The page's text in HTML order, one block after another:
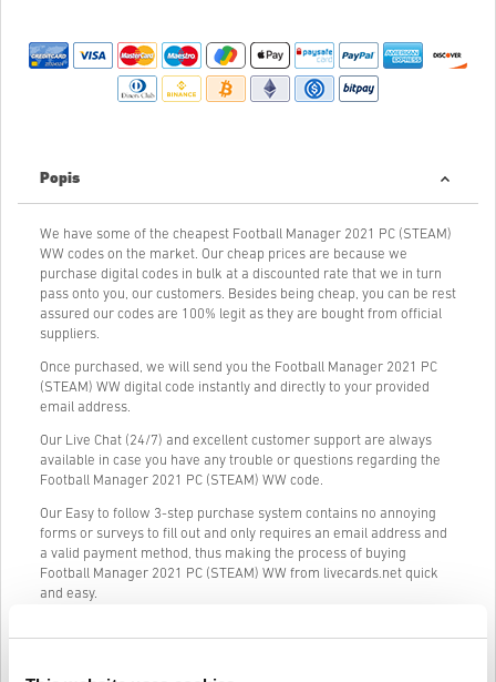
Popis
We have some of the cheapest Football Manager 2021 PC (STEAM)
WW codes on the market. Our cheap prices are because we
purchase digital codes in bulk at a discounted rate that we in turn
pass onto you, our customers. Besides being cheap, you can be rest
assured our codes are 100% legit as they are bought from official
suppliers.
Once purchased, we will send you the Football Manager 2021 PC
(STEAM) WW digital code instantly and directly to your provided
email address.
Our Live Chat (24/7) and excellent customer support are always
available in case you have any trouble or questions regarding the
Football Manager 2021 PC (STEAM) WW code.
Our Easy to follow 3-step purchase system contains no annoying
forms or surveys to fill out and only requires an email address and
a valid payment method, thus making the process of buying
Football Manager 2021 PC (STEAM) WW from livecards.net quick
and easy.